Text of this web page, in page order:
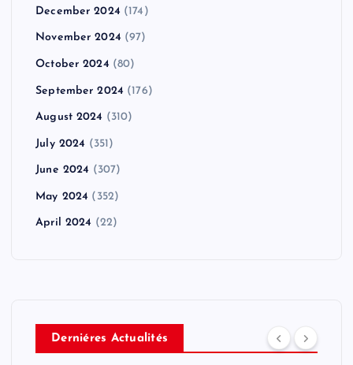
December 2024 (174)
November 2024 (97)
October 2024 (80)
September 2024 (176)
August 2024 (310)
July 2024 (351)
June 2024 (307)
May 2024 (352)
April 2024 (22)
Derniéres Actualités